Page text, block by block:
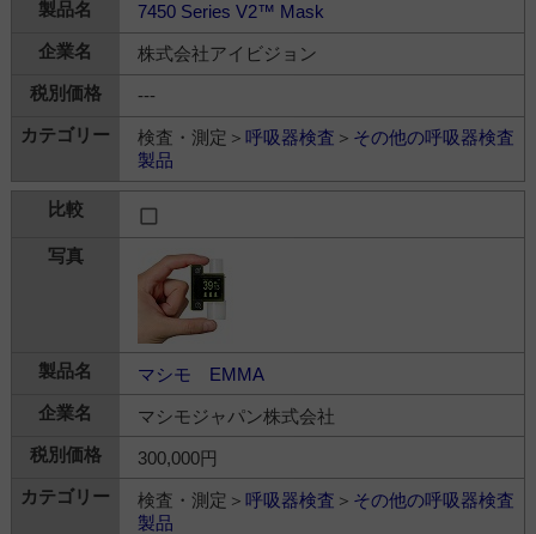
7450 Series V2™ Mask
株式会社アイビジョン
---
検査・測定＞ 呼吸器検査 ＞ その他の呼吸器検査
製品
マシモ EMMA
マシモジャパン株式会社
300,000円
検査・測定＞ 呼吸器検査 ＞ その他の呼吸器検査
製品